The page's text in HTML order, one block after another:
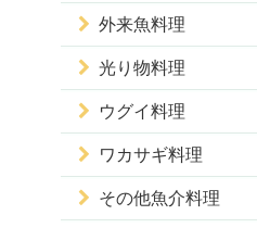
外来魚料理
光り物料理
ウグイ料理
ワカサギ料理
その他魚介料理